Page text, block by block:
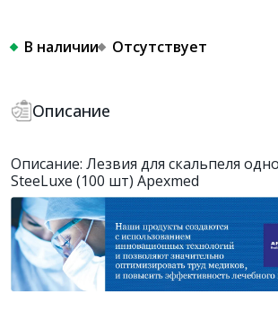
В наличии Отсутствует
Описание
Описание: Лезвия для скальпеля
SteeLuxe (100 шт) Apexmed